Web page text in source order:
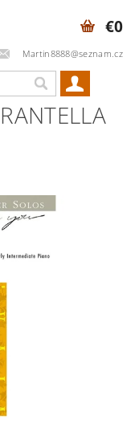
Martin8888@seznam.cz
€0